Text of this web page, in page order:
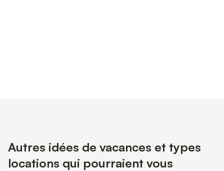
Autres idées de vacances et types
locations qui pourraient vous